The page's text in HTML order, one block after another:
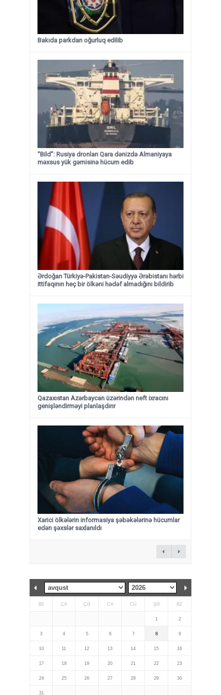
Bakıda parkdan oğurluq edilib
“Bild”: Rusiya dronları Qara dənizdə Almaniyaya
məxsus yük gəmisinə hücum edib
Ərdoğan Türkiyə-Pakistan-Səudiyyə Ərəbistanı hərbi
ittifaqının heç bir ölkəni hədəf almadığını bildirib
Qazaxıstan Azərbaycan üzərindən neft ixracını
genişləndirməyi planlaşdırır
Xarici ölkələrin informasiya şəbəkələrinə hücumlar
edən şəxslər saxlanıldı
BE ÇA ÇƏ CA CÜ ŞƏ BZ
1 2
3 4 5 6 7 8 9
10 11 12 13 14 15 16
17 18 19 20 21 22 23
24 25 26 27 28 29 30
31